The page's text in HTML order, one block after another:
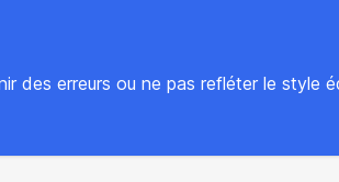
des erreurs ou ne pas refléter le style